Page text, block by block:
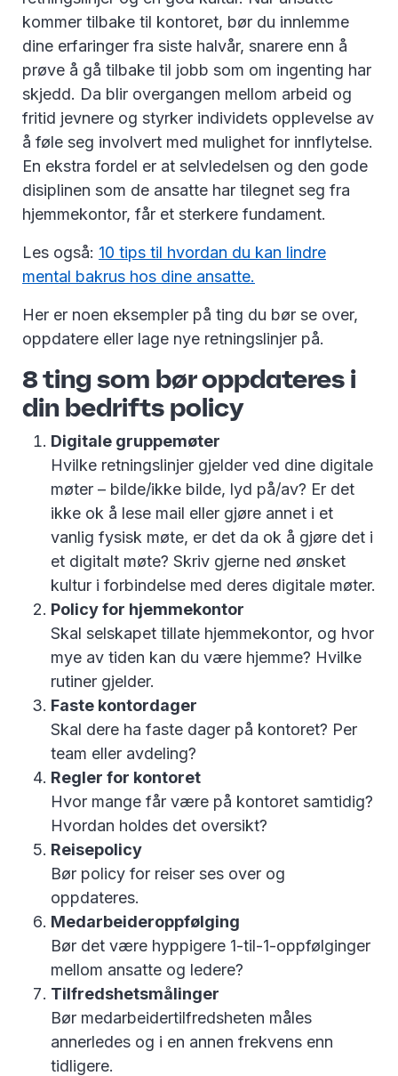
kommer tilbake til kontoret, bør du innlemme
dine erfaringer fra siste halvår, snarere enn å
prøve å gå tilbake til jobb som om ingenting har
skjedd. Da blir overgangen mellom arbeid og
fritid jevnere og styrker individets opplevelse av
å føle seg involvert med mulighet for innflytelse.
En ekstra fordel er at selvledelsen og den gode
disiplinen som de ansatte har tilegnet seg fra
hjemmekontor, får et sterkere fundament.
Les også: 10 tips til hvordan du kan lindre
mental bakrus hos dine ansatte.
Her er noen eksempler på ting du bør se over,
oppdatere eller lage nye retningslinjer på.
8 ting som bør oppdateres i
din bedrifts policy
Digitale gruppemøter
Hvilke retningslinjer gjelder ved dine digitale
møter – bilde/ikke bilde, lyd på/av? Er det
ikke ok å lese mail eller gjøre annet i et
vanlig fysisk møte, er det da ok å gjøre det i
et digitalt møte? Skriv gjerne ned ønsket
kultur i forbindelse med deres digitale møter.
Policy for hjemmekontor
Skal selskapet tillate hjemmekontor, og hvor
mye av tiden kan du være hjemme? Hvilke
rutiner gjelder.
Faste kontordager
Skal dere ha faste dager på kontoret? Per
team eller avdeling?
Regler for kontoret
Hvor mange får være på kontoret samtidig?
Hvordan holdes det oversikt?
Reisepolicy
Bør policy for reiser ses over og
oppdateres.
Medarbeideroppfølging
Bør det være hyppigere 1-til-1-oppfølginger
mellom ansatte og ledere?
Tilfredshetsmålinger
Bør medarbeidertilfredsheten måles
annerledes og i en annen frekvens enn
tidligere.